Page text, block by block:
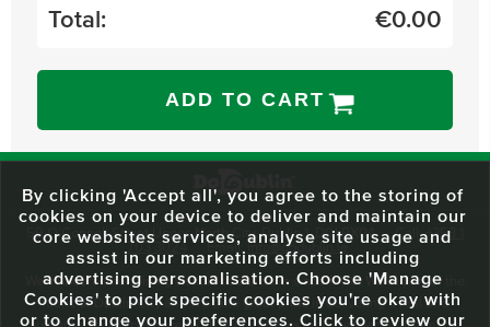
Total: €0.00
ADD TO CART
59 O'Connell Street Upper, North City, Dublin 1, D01 RX04 Call:+353 1
703 3024
Email: info@dodublin.ie
We've been entertaining visitors to our town since 1988. We're part of the
fabric of Dublin City and we take great pride in delivering a real and
By clicking 'Accept all', you agree to the storing of
cookies on your device to deliver and maintain our
core websites services, analyse site usage and
assist in our marketing efforts including
advertising personalisation. Choose 'Manage
Cookies' to pick specific cookies you're okay with
or to change your preferences. Click to review our